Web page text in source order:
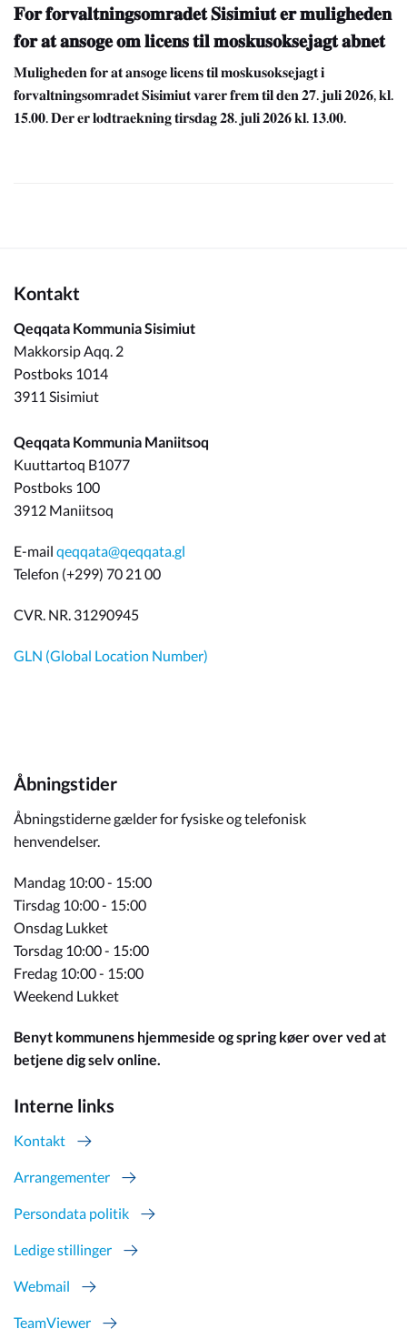
𝐅𝐨𝐫 𝐟𝐨𝐫𝐯𝐚𝐥𝐭𝐧𝐢𝐧𝐠𝐬𝐨𝐦𝐫𝐚𝐝𝐞𝐭 𝐒𝐢𝐬𝐢𝐦𝐢𝐮𝐭 𝐞𝐫 𝐦𝐮𝐥𝐢𝐠𝐡𝐞𝐝𝐞𝐧
𝐟𝐨𝐫 𝐚𝐭 𝐚𝐧𝐬𝐨𝐠𝐞 𝐨𝐦 𝐥𝐢𝐜𝐞𝐧𝐬 𝐭𝐢𝐥 𝐦𝐨𝐬𝐤𝐮𝐬𝐨𝐤𝐬𝐞𝐣𝐚𝐠𝐭 𝐚𝐛𝐧𝐞𝐭
𝐌𝐮𝐥𝐢𝐠𝐡𝐞𝐝𝐞𝐧 𝐟𝐨𝐫 𝐚𝐭 𝐚𝐧𝐬𝐨𝐠𝐞 𝐥𝐢𝐜𝐞𝐧𝐬 𝐭𝐢𝐥 𝐦𝐨𝐬𝐤𝐮𝐬𝐨𝐤𝐬𝐞𝐣𝐚𝐠𝐭 𝐢
𝐟𝐨𝐫𝐯𝐚𝐥𝐭𝐧𝐢𝐧𝐠𝐬𝐨𝐦𝐫𝐚𝐝𝐞𝐭 𝐒𝐢𝐬𝐢𝐦𝐢𝐮𝐭 𝐯𝐚𝐫𝐞𝐫 𝐟𝐫𝐞𝐦 𝐭𝐢𝐥 𝐝𝐞𝐧 𝟐𝟕. 𝐣𝐮𝐥𝐢 𝟐𝟎𝟐𝟔, 𝐤𝐥.
𝟏𝟓.𝟎𝟎. 𝐃𝐞𝐫 𝐞𝐫 𝐥𝐨𝐝𝐭𝐫𝐚𝐞𝐤𝐧𝐢𝐧𝐠 𝐭𝐢𝐫𝐬𝐝𝐚𝐠 𝟐𝟖. 𝐣𝐮𝐥𝐢 𝟐𝟎𝟐𝟔 𝐤𝐥. 𝟏𝟑.𝟎𝟎.
Kontakt
Qeqqata Kommunia Sisimiut
Makkorsip Aqq. 2
Postboks 1014
3911 Sisimiut
Qeqqata Kommunia Maniitsoq
Kuuttartoq B1077
Postboks 100
3912 Maniitsoq
E-mail qeqqata@qeqqata.gl
Telefon (+299) 70 21 00
CVR. NR. 31290945
GLN (Global Location Number)
Åbningstider
Åbningstiderne gælder for fysiske og telefonisk
henvendelser.
Mandag 10:00 - 15:00
Tirsdag 10:00 - 15:00
Onsdag Lukket
Torsdag 10:00 - 15:00
Fredag 10:00 - 15:00
Weekend Lukket
Benyt kommunens hjemmeside og spring køer over ved at
betjene dig selv online.
Interne links
Kontakt
Arrangementer
Persondata politik
Ledige stillinger
Webmail
TeamViewer